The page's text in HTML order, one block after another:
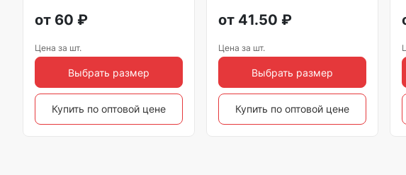
от 60 ₽
Цена за шт.
Выбрать размер
Купить по оптовой цене
от 41.50 ₽
Цена за шт.
Выбрать размер
Купить по оптовой цене